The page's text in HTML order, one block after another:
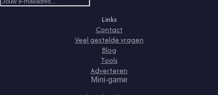
Links
Contact
Veel gestelde vragen
Blog
Tools
Adverteren
Mini-game